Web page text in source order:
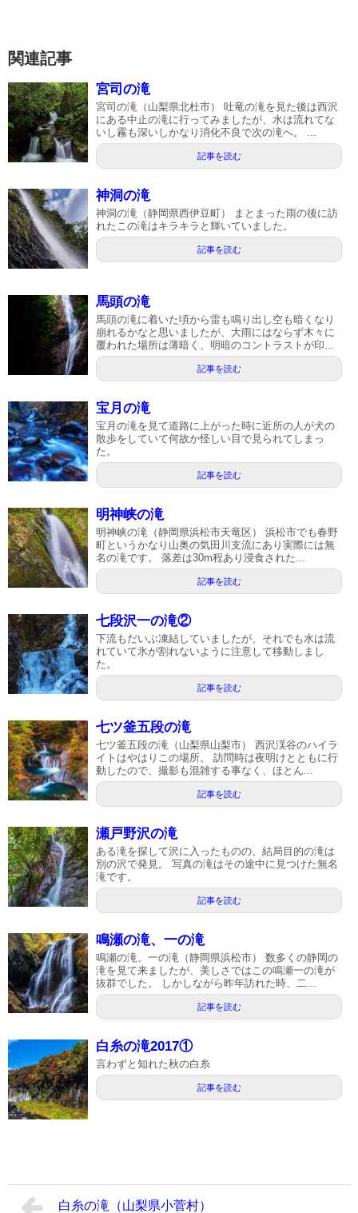
関連記事
宮司の滝
宮司の滝（山梨県北杜市） 吐竜の滝を見た後は西沢
にある中止の滝に行ってみましたが、水は流れてな
いし霧も深いしかなり消化不良で次の滝へ。 ...
記事を読む
神洞の滝
神洞の滝（静岡県西伊豆町） まとまった雨の後に訪
れたこの滝はキラキラと輝いていました。
記事を読む
馬頭の滝
馬頭の滝に着いた頃から雷も鳴り出し空も暗くなり
崩れるかなと思いましたが、大雨にはならず木々に
覆われた場所は薄暗く、明暗のコントラストが印...
記事を読む
宝月の滝
宝月の滝を見て道路に上がった時に近所の人が犬の
散歩をしていて何故か怪しい目で見られてしまっ
た。
記事を読む
明神峡の滝
明神峡の滝（静岡県浜松市天竜区） 浜松市でも春野
町というかなり山奥の気田川支流にあり実際には無
名の滝です。 落差は30m程あり浸食された...
記事を読む
七段沢一の滝②
下流もだいぶ凍結していましたが、それでも水は流
れていて氷が割れないように注意して移動しまし
た。
記事を読む
七ツ釜五段の滝
七ツ釜五段の滝（山梨県山梨市） 西沢渓谷のハイラ
イトはやはりこの場所。 訪問時は夜明けとともに行
動したので、撮影も混雑する事なく、ほとん...
記事を読む
瀬戸野沢の滝
ある滝を探して沢に入ったものの、結局目的の滝は
別の沢で発見。 写真の滝はその途中に見つけた無名
滝です。
記事を読む
鳴瀬の滝、一の滝
鳴瀬の滝、一の滝（静岡県浜松市） 数多くの静岡の
滝を見て来ましたが、美しさではこの鳴瀬一の滝が
抜群でした。 しかしながら昨年訪れた時、二...
記事を読む
白糸の滝2017①
言わずと知れた秋の白糸
記事を読む
白糸の滝（山梨県小菅村）